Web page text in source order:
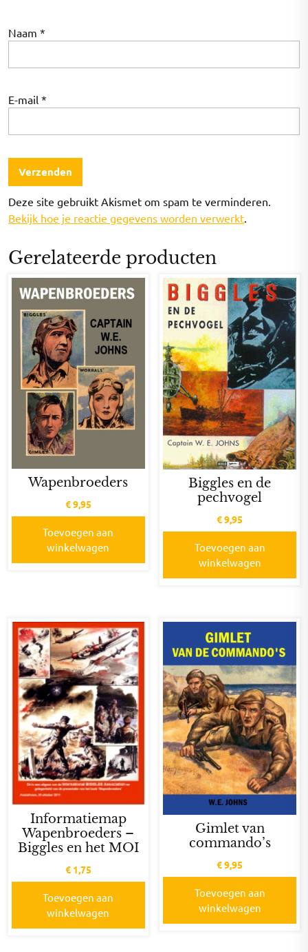
Naam *
E-mail *
Deze site gebruikt Akismet om spam te verminderen.
Bekijk hoe je reactie gegevens worden verwerkt.
Gerelateerde producten
Wapenbroeders
€9,95
Toevoegen aan
winkelwagen
Biggles en de
pechvogel
€9,95
Toevoegen aan
winkelwagen
Informatiemap
Wapenbroeders –
Biggles en het MOI
€1,75
Toevoegen aan
winkelwagen
Gimlet van
commando’s
€9,95
Toevoegen aan
winkelwagen